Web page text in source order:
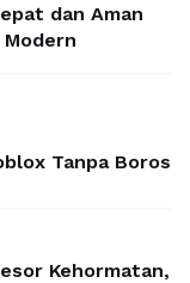
dan Aman
Tanpa Boros
Kehormatan,